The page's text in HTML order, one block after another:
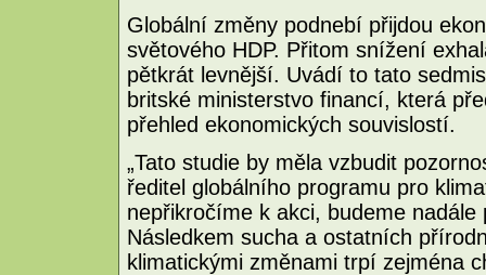
Globální změny podnebí přijdou
světového HDP. Přitom snížení
pětkrát levnější. Uvádí to tato
britské ministerstvo financí, která
přehled ekonomických souvislostí.
„Tato studie by měla vzbudit
ředitel globálního programu pro
nepřikročíme k akci, budeme
Následkem sucha a ostatních
klimatickými změnami trpí zejména